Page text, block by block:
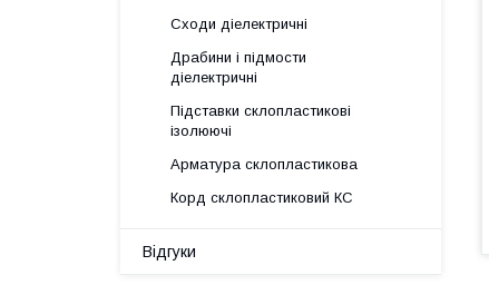
Сходи діелектричні
Драбини і підмости
діелектричні
Підставки склопластикові
ізолюючі
Арматура склопластикова
Корд склопластиковий КС
Відгуки